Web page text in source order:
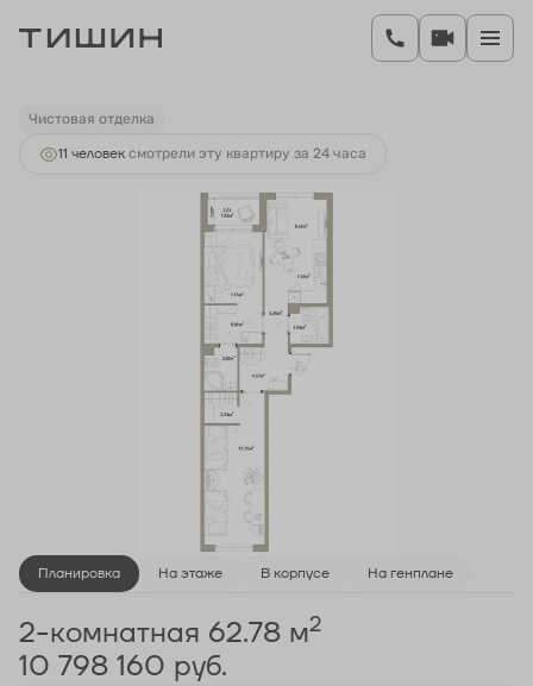
2-комнатная62.78 м 10 798 160 руб.
Ипотекаот 41 737 руб.
Чистовая отделка
11 человек смотрели эту квартиру за 24 часа
Планировка На этаже В корпусе На генплане
2-комнатная 62.78 м2
10 798 160 руб.